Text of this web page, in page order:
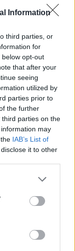
Information
third parties, or
for
opt-out
that after your
seeing
utilized by
parties prior to
the further
parties on the
may
IAB’s List of
it to other
or more Google
You may click to
party tags to
in below Google
no
sevi! Zini
grāmatiņu” un
VID bija
puses